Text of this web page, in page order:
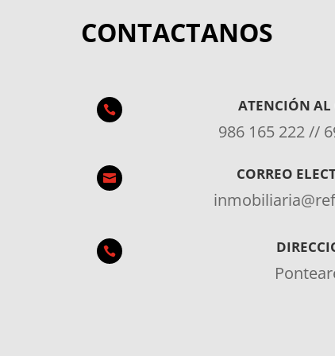
CONTACTANOS
 ATENCIÓN AL
986 165 222 //
 CORREO
